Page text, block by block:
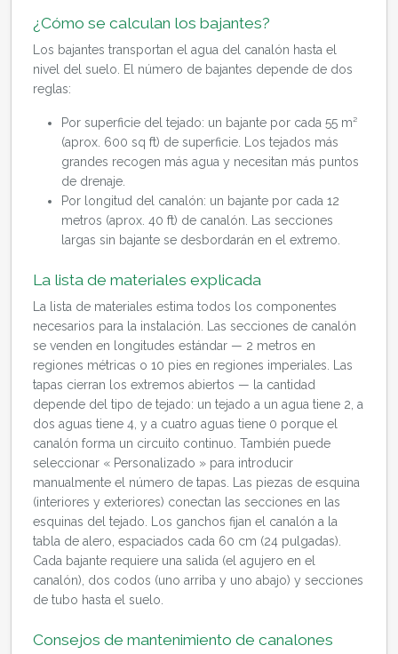
¿Cómo se calculan los bajantes?
Los bajantes transportan el agua del canalón hasta el
nivel del suelo. El número de bajantes depende de dos
reglas:
Por superficie del tejado: un bajante por cada 55 m²
(aprox. 600 sq ft) de superficie. Los tejados más
grandes recogen más agua y necesitan más puntos
de drenaje.
Por longitud del canalón: un bajante por cada 12
metros (aprox. 40 ft) de canalón. Las secciones
largas sin bajante se desbordarán en el extremo.
La lista de materiales explicada
La lista de materiales estima todos los componentes
necesarios para la instalación. Las secciones de canalón
se venden en longitudes estándar — 2 metros en
regiones métricas o 10 pies en regiones imperiales. Las
tapas cierran los extremos abiertos — la cantidad
depende del tipo de tejado: un tejado a un agua tiene 2, a
dos aguas tiene 4, y a cuatro aguas tiene 0 porque el
canalón forma un circuito continuo. También puede
seleccionar « Personalizado » para introducir
manualmente el número de tapas. Las piezas de esquina
(interiores y exteriores) conectan las secciones en las
esquinas del tejado. Los ganchos fijan el canalón a la
tabla de alero, espaciados cada 60 cm (24 pulgadas).
Cada bajante requiere una salida (el agujero en el
canalón), dos codos (uno arriba y uno abajo) y secciones
de tubo hasta el suelo.
Consejos de mantenimiento de canalones